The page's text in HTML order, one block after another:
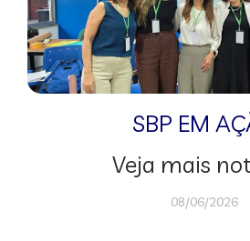
SBP EM
Veja mais
08/06/2026